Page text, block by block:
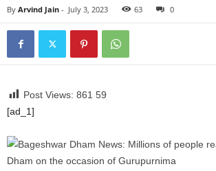
By Arvind Jain - July 3, 2023 63 0
Post Views: 861 59
[ad_1]